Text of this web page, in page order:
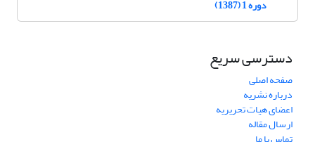
دوره 1 (1387)
دسترسی سریع
صفحه اصلی
درباره نشریه
اعضای هیات تحریریه
ارسال مقاله